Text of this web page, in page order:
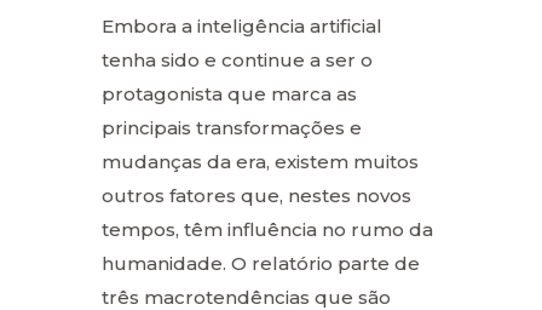
Embora a inteligência artificial
tenha sido e continue a ser o
protagonista que marca as
principais transformações e
mudanças da era, existem muitos
outros fatores que, nestes novos
tempos, têm influência no rumo da
humanidade. O relatório parte de
três macrotendências que são